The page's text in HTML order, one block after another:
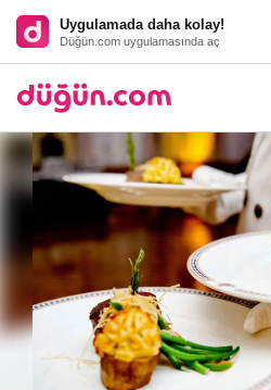
Uygulamada daha kolay!
Düğün.com uygulamasında aç